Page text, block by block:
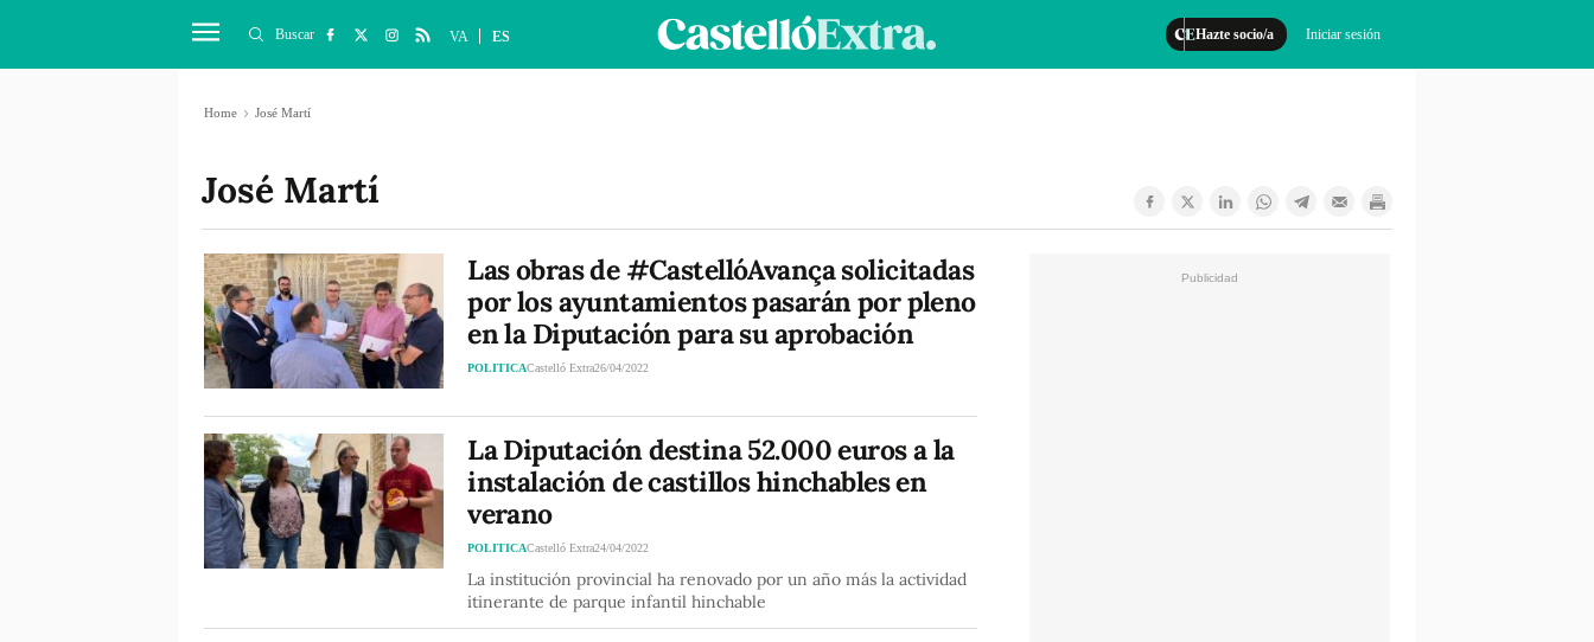
Hazte socio/a Iniciar sesión
Buscar VA ES
Home José Martí
José Martí
Las obras de #CastellóAvança solicitadas
por los ayuntamientos pasarán por pleno
en la Diputación para su aprobación
POLITICACastelló Extra26/04/2022
La Diputación destina 52.000 euros a la
instalación de castillos hinchables en
verano
POLITICACastelló Extra24/04/2022
La institución provincial ha renovado por un año más la actividad
itinerante de parque infantil hinchable